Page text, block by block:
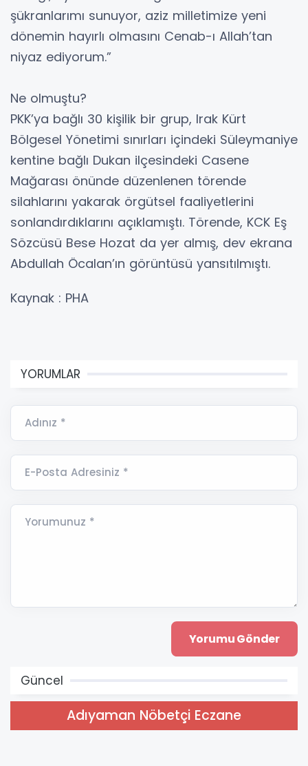
şükranlarımı sunuyor, aziz milletimize yeni
dönemin hayırlı olmasını Cenab-ı Allah’tan
niyaz ediyorum.”
Ne olmuştu?
PKK’ya bağlı 30 kişilik bir grup, Irak Kürt
Bölgesel Yönetimi sınırları içindeki Süleymaniye
kentine bağlı Dukan ilçesindeki Casene
Mağarası önünde düzenlenen törende
silahlarını yakarak örgütsel faaliyetlerini
sonlandırdıklarını açıklamıştı. Törende, KCK Eş
Sözcüsü Bese Hozat da yer almış, dev ekrana
Abdullah Öcalan’ın görüntüsü yansıtılmıştı.
Kaynak : PHA
YORUMLAR
Adınız *
E-Posta Adresiniz *
Yorumunuz *
Güncel
Adıyaman Nöbetçi Eczane